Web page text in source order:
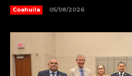
Coahuila 05/08/2026